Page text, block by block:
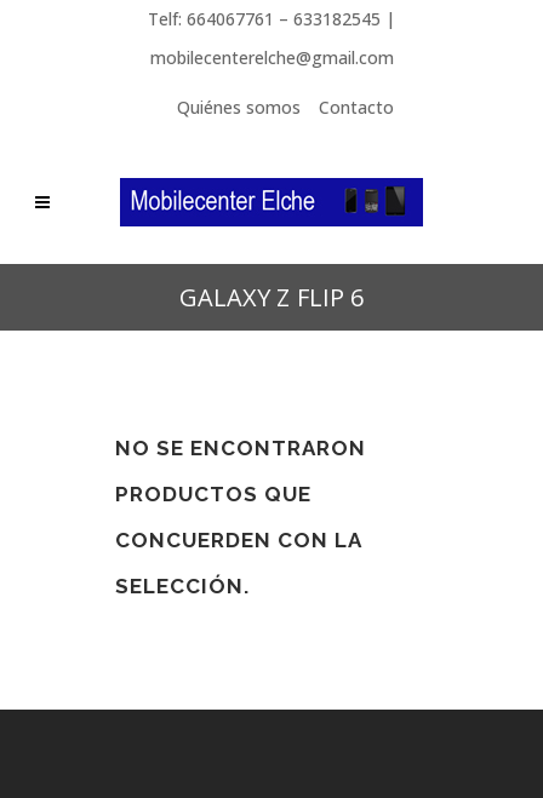
Telf: 664067761 – 633182545 |
mobilecenterelche@gmail.com
Quiénes somos Contacto
GALAXY Z FLIP 6
NO SE ENCONTRARON
PRODUCTOS QUE
CONCUERDEN CON LA
SELECCIÓN.